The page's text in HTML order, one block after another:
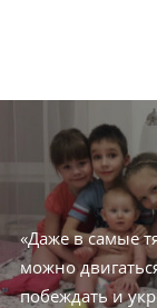
«Даже в самые
можно
побеждать и